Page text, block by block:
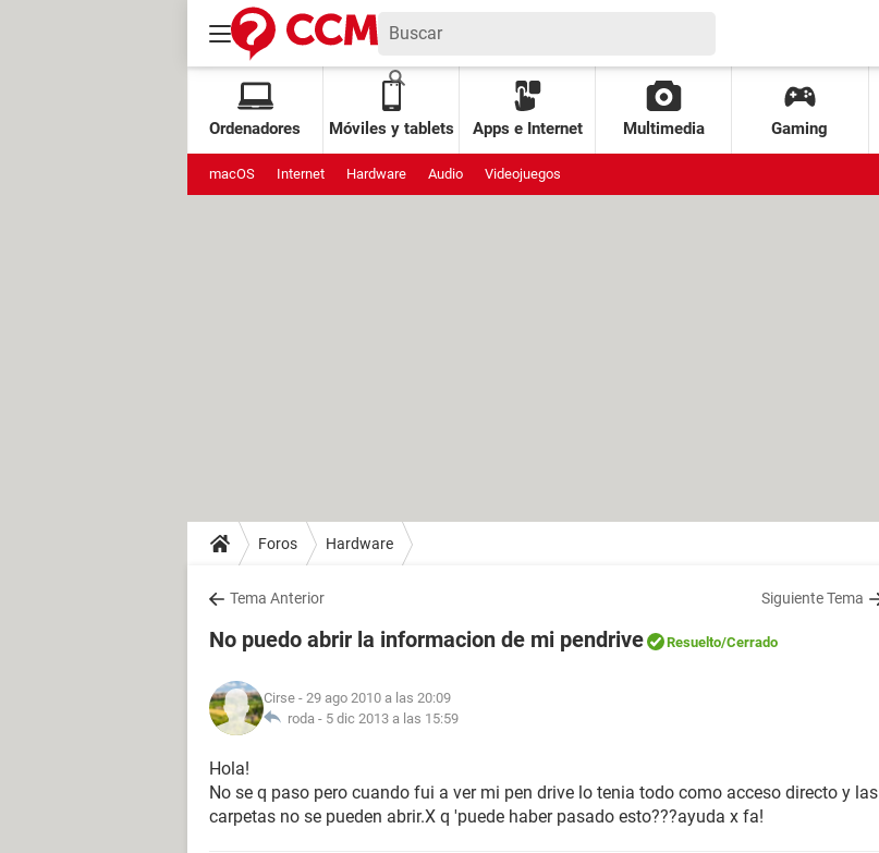
Ordenadores Móviles y tablets Apps e Internet Multimedia Gaming
macOS Internet Hardware Audio Videojuegos
Foros Hardware
Tema Anterior Siguiente Tema
No puedo abrir la informacion de mi pendrive Resuelto/Cerrado
Cirse - 29 ago 2010 a las 20:09
roda - 5 dic 2013 a las 15:59
Hola!
No se q paso pero cuando fui a ver mi pen drive lo tenia todo como acceso directo y las
carpetas no se pueden abrir.X q 'puede haber pasado esto???ayuda x fa!